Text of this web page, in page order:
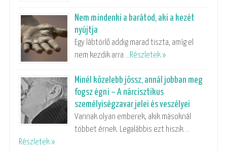
Nem mindenki a barátod, aki a kezét
nyújtja
Egy lábtörlő addig marad tiszta, amíg el
nem kezdik arra …Részletek »
Minél közelebb jössz, annál jobban meg
fogsz égni – A nárcisztikus
személyiségzavar jelei és veszélyei
Vannak olyan emberek, akik másoknál
többet érnek. Legalábbis ezt hiszik …
Részletek »